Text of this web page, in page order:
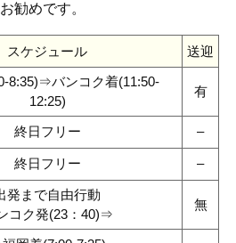
勧めです。
スケジュール 送迎
8:35)⇒バンコク着(11:50-
12:25)
有
終日フリー –
終日フリー –
発まで自由行動
コク発(23：40)⇒
無